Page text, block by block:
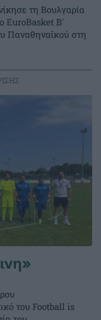
τη Βουλγαρία
EuroBasket Β'
Παναθηναϊκού στη
του Football is